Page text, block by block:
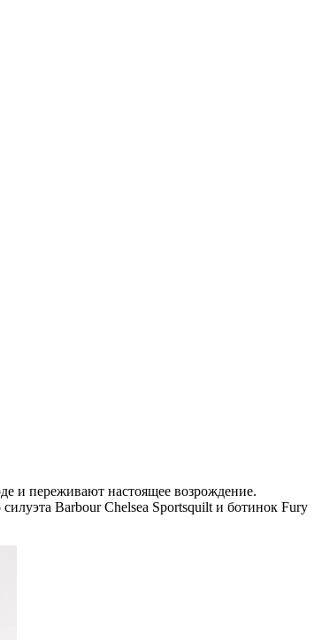
и переживают настоящее возрождение.
Barbour Chelsea Sportsquilt и ботинок Fury